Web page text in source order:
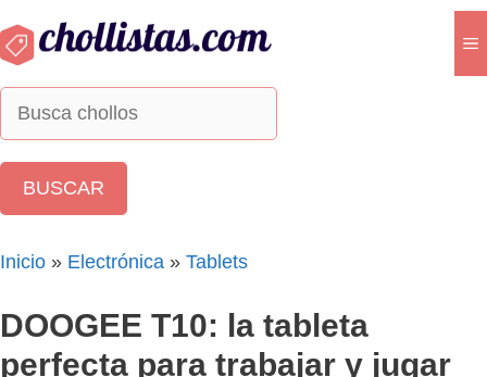
al
contenido
Inicio » Electrónica » Tablets
DOOGEE T10: la tableta
perfecta para trabajar y jugar